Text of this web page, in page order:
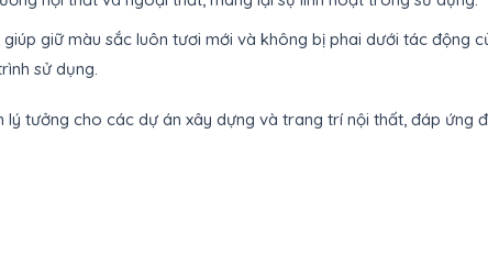
giữ màu sắc luôn tươi mới và không bị phai dưới tác động
sử dụng.
tưởng cho các dự án xây dựng và trang trí nội thất, đáp ứng